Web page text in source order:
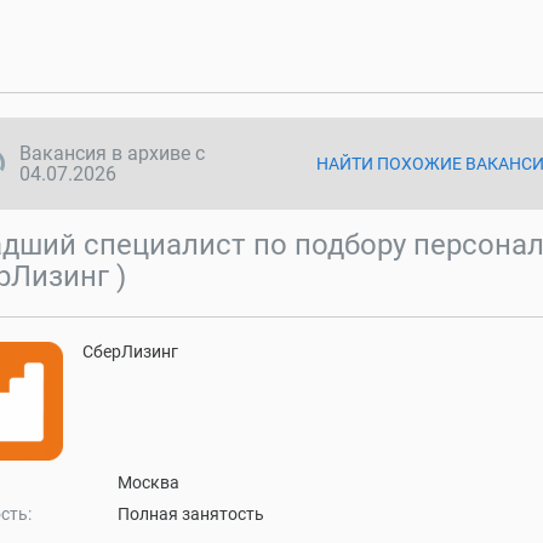
disabled
Вакансия в архиве с
04.07.2026
НАЙТИ ПОХОЖИЕ
специалист по подбору
)
СберЛизинг
Москва
Полная занятость